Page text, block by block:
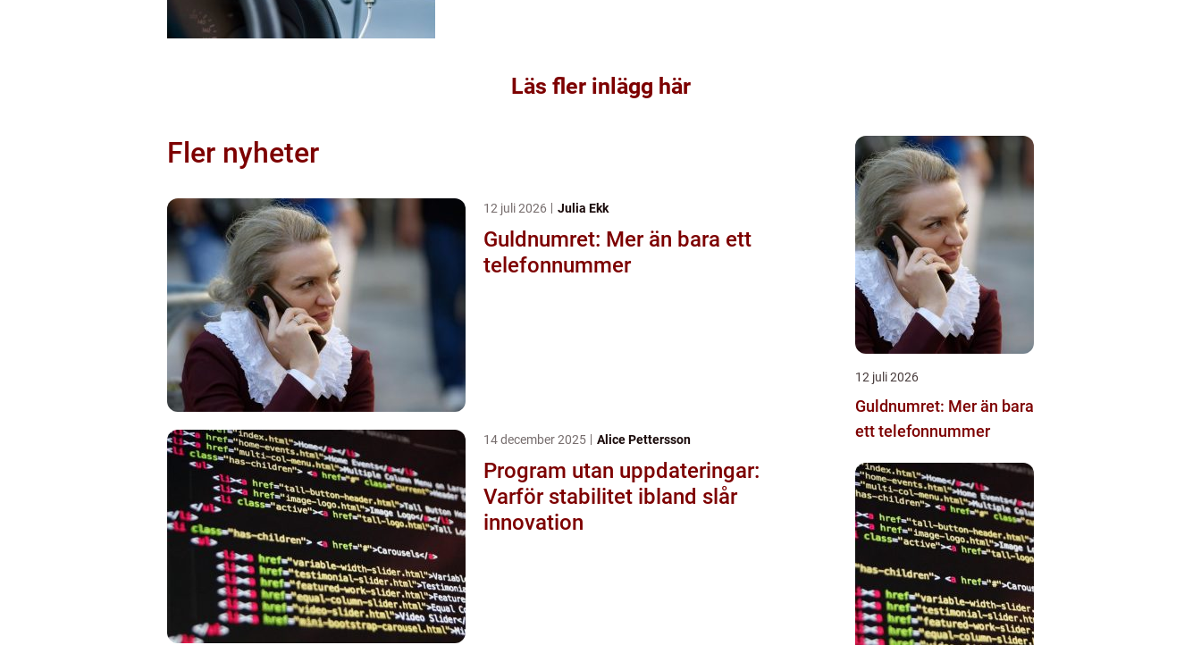
Läs fler inlägg här
Fler nyheter
12 juli 2026 Julia Ekk
Guldnumret: Mer än bara ett
telefonnummer
14 december 2025 Alice Pettersson
Program utan uppdateringar:
Varför stabilitet ibland slår
innovation
12 juli 2026
Guldnumret: Mer än bara
ett telefonnummer